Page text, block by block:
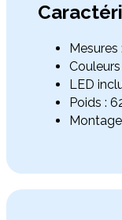
Mesures
LED
Poids :